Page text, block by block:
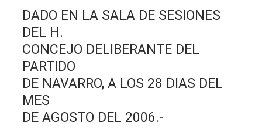
DADO EN LA SALA DE SESIONES
DEL H.
CONCEJO DELIBERANTE DEL
PARTIDO
DE NAVARRO, A LOS 28 DIAS DEL
MES
DE AGOSTO DEL 2006.-